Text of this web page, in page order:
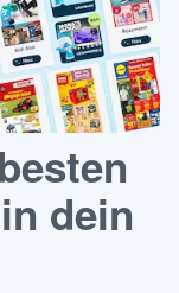
dein